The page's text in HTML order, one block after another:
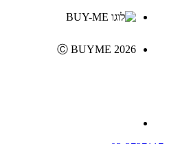
Ⓒ BUYME 2026